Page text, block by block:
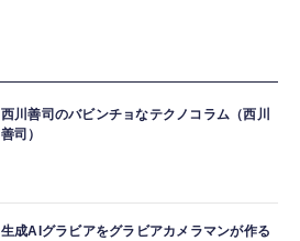
西川善司のバビンチョなテクノコラム（西川
善司）
生成AIグラビアをグラビアカメラマンが作る